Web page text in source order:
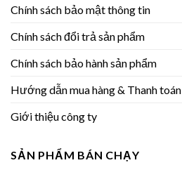
Chính sách bảo mật thông tin
Chính sách đổi trả sản phẩm
Chính sách bảo hành sản phẩm
Hướng dẫn mua hàng & Thanh toán
Giới thiệu công ty
SẢN PHẨM BÁN CHẠY